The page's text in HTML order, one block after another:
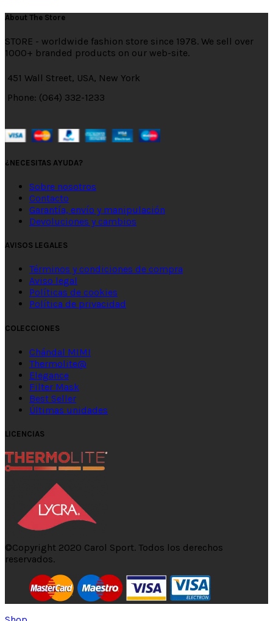
About The Store
STORE - worldwide fashion store since 1978. We sell over
1000+ branded products on our web-site.
451 Wall Street, USA, New York
Phone: (064) 332-1233
¿NECESITAS AYUDA?
Sobre nosotros
Contacto
Garantía, envío y manipulación
Devoluciones y cambios
AVISOS LEGALES
Términos y condiciones de compra
Aviso legal
Políticas de cookies
Política de privacidad
COLECCIONES
Chándal MIMI
Thermolite@
Elegance
Filter Mask
Best Seller
Últimas unidades
LICENCIAS
©Copyright 2020 Carol Sport. Todos los derechos
reservados.